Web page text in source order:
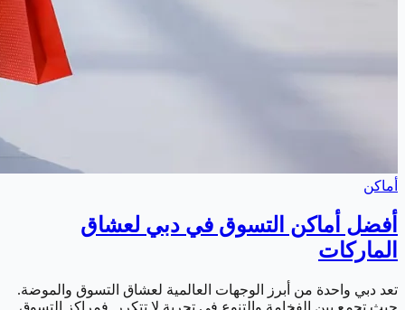
أماكن
أفضل أماكن التسوق في دبي لعشاق
الماركات
تعد دبي واحدة من أبرز الوجهات العالمية لعشاق التسوق والموضة.